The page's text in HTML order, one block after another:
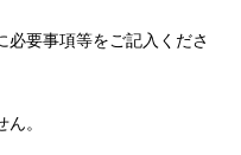
要事項等をご記入くださ
。